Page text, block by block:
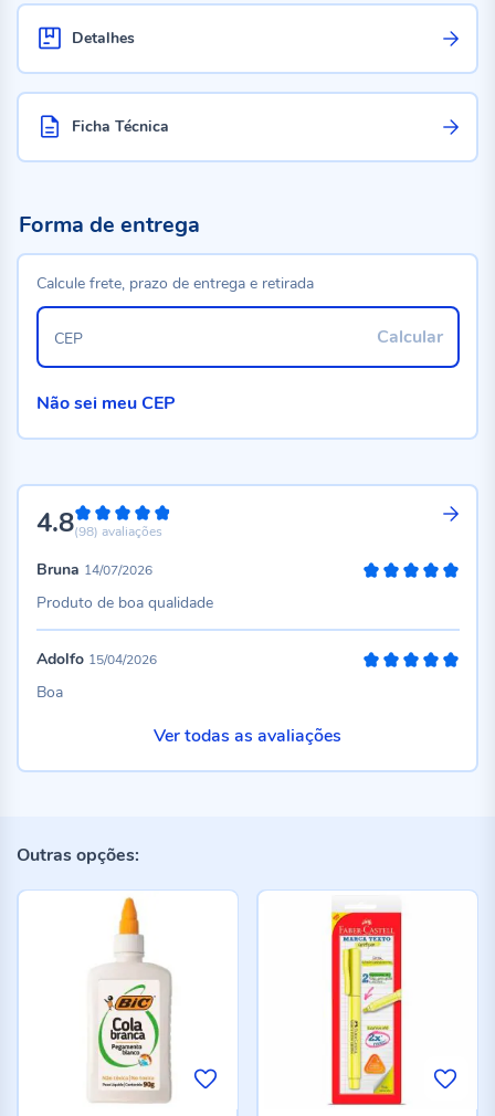
Detalhes
Ficha Técnica
4.896%
(98) avaliações
Bruna 14/07/2026
Produto de boa qualidade
Adolfo 15/04/2026
Boa
Ver todas as avaliações
Forma de entrega
Calcule frete, prazo de entrega e retirada
Calcular
CEP
Não sei meu CEP
Outras opções: